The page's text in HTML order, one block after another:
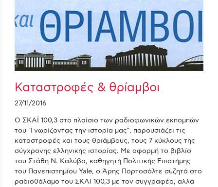
Καταστροφές & θρίαμβοι
27/11/2016
Ο ΣΚΑΪ 100,3 στο πλαίσιο των ραδιοφωνικών εκπομπών
του "Γνωρίζοντας την ιστορία μας", παρουσιάζει τις
καταστροφές και τους θριάμβους, τους 7 κύκλους της
σύγχρονης ελληνικής ιστορίας. Με αφορμή το βιβλίο
του Στάθη Ν. Καλύβα, καθηγητή Πολιτικής Επιστήμης
του Πανεπιστημίου Yale, ο Άρης Πορτοσάλτε συζητά στο
ραδιοθάλαμο του ΣΚΑΪ 100,3 με τον συγγραφέα, αλλά